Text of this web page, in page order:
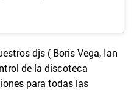
djs ( Boris Vega, Ian
de la discoteca
para todas las